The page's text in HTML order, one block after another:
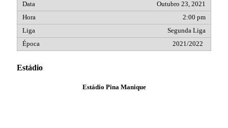
Outubro 23, 2021
2:00 pm
Segunda Liga
2021/2022
Estádio
Estádio Pina Manique